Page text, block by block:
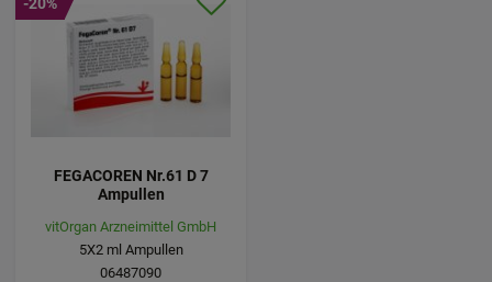
FEGACOREN Nr.61 D 7
Ampullen
vitOrgan Arzneimittel GmbH
5X2ml Ampullen
06487090